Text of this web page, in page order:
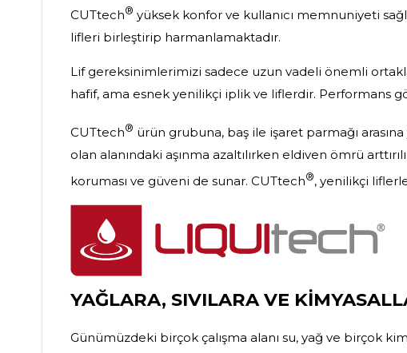
CUTtech® yüksek konfor ve kullanıcı memnuniyeti
lifleri birleştirip harmanlamaktadır.
Lif gereksinimlerimizi sadece uzun vadeli önemli
hafif, ama esnek yenilikçi iplik ve liflerdir. Performans
CUTtech® ürün grubuna, baş ile işaret parmağı
olan alanındaki aşınma azaltılırken eldiven ömrü
koruması ve güveni de sunar. CUTtech®, yenilikçi
YAĞLARA, SIVILARA VE
Günümüzdeki birçok çalışma alanı su, yağ ve birçok